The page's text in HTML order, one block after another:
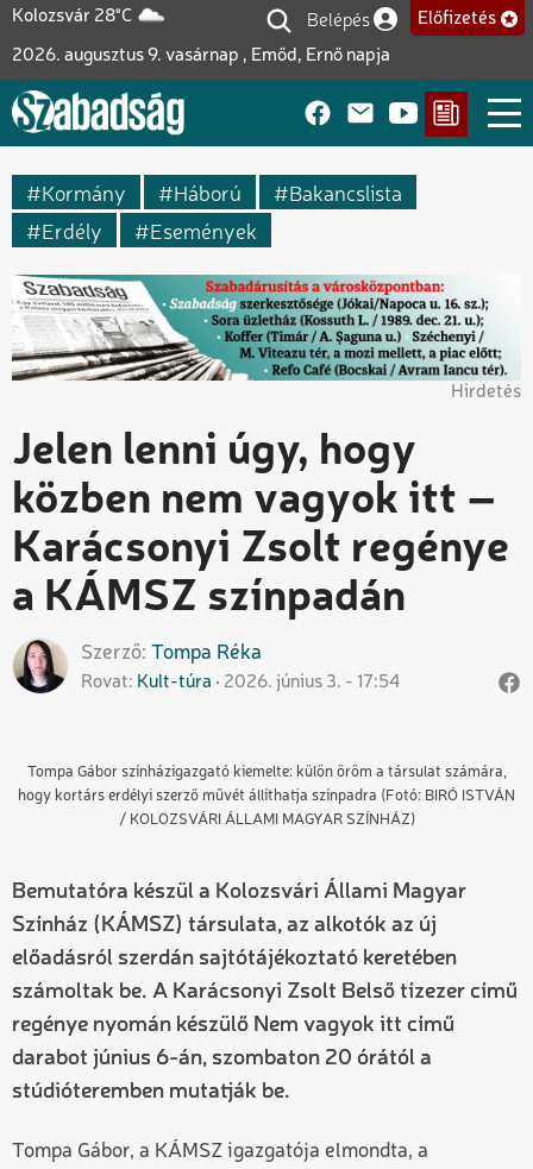
Ugrás
tartalomra
Kolozsvár 28°C
2026. augusztus 9. vasárnap , Emőd, Ernő napja
Felhasználói fiók
Belépés Előfizetés
Kormány Háború
Bakancslista
Erdély
Események
Hirdetés
Jelen lenni úgy, hogy
közben nem vagyok itt –
Karácsonyi Zsolt regénye
a KÁMSZ színpadán
Szerző Tompa Réka
Rovat Kult-túra 2026. június 3. - 17:54
Tompa Gábor színházigazgató kiemelte: külön öröm a társulat számára,
hogy kortárs erdélyi szerző művét állíthatja színpadra (Fotó: BIRÓ ISTVÁN
/ KOLOZSVÁRI ÁLLAMI MAGYAR SZÍNHÁZ)
Bemutatóra készül a Kolozsvári Állami Magyar
Színház (KÁMSZ) társulata, az alkotók az új
előadásról szerdán sajtótájékoztató keretében
számoltak be. A Karácsonyi Zsolt Belső tízezer című
regénye nyomán készülő Nem vagyok itt című
darabot június 6-án, szombaton 20 órától a
stúdióteremben mutatják be.
Tompa Gábor, a KÁMSZ igazgatója elmondta, a